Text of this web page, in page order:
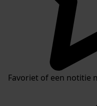
Favoriet of een notitie